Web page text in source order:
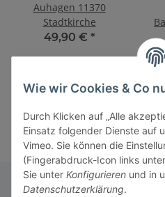
Auhagen 11370
Stadtkirche
49,90 € *
Wie wir Cookies & Co
Durch Klicken auf „Alle
Einsatz folgender Dienste auf
Vimeo. Sie können die
(Fingerabdruck-Icon links
Sie unter Konfigurieren und in
Datenschutzerklärung.